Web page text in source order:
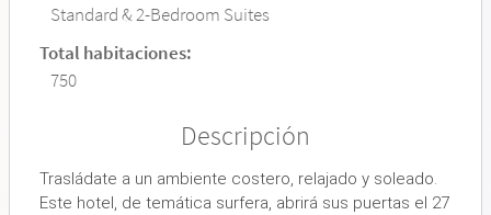
Standard & 2-Bedroom Suites
Total habitaciones:
750
Descripción
Trasládate a un ambiente costero, relajado y soleado.
Este hotel, de temática surfera, abrirá sus puertas el 27